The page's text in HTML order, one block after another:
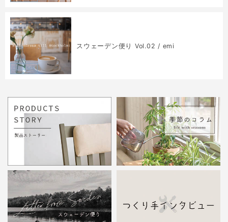
COLUMN
スウェーデン便り Vol.02 / emi